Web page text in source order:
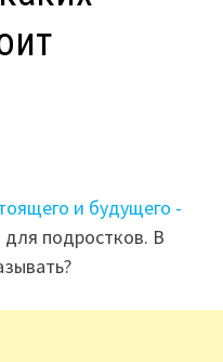
и будущего -
подростков. В